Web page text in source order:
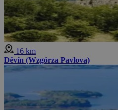
16 km
Děvín (Wzgórza Pavlova)